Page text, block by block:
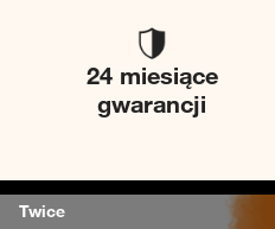
24 miesiące
gwarancji
Twice